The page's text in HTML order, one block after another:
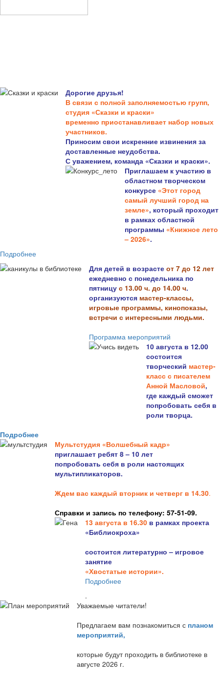
Дорогие друзья!
В связи с полной заполняемостью групп,
студия «Сказки и краски»
временно приостанавливает набор новых
участников.
Приносим свои искренние извинения за
доставленные неудобства.
С уважением, команда «Сказки и краски».
Приглашаем к участию в
областном творческом
конкурсе «Этот город
самый лучший город на
земле», который проходит
в рамках областной
программы «Книжное лето
– 2026».
Подробнее
Для детей в возрасте от 7 до 12 лет
ежедневно с понедельника по
пятницу с 13.00 ч. до 14.00 ч.
организуются мастер-классы,
игровые программы, кинопоказы,
встречи с интересными людьми.
Программа мероприятий
10 августа в 12.00
состоится
творческий мастер-
класс с писателем
Анной Масловой,
где каждый сможет
попробовать себя в
роли творца.
Подробнее
Мультстудия «Волшебный кадр»
приглашает ребят 8 – 10 лет
попробовать себя в роли настоящих
мультипликаторов.
Ждем вас каждый вторник и четверг в 14.30.
Справки и запись по телефону: 57-51-09.
13 августа в 16.30 в рамках проекта
«Библиокроха»
состоится литературно – игровое
занятие
«Хвостатые истории».
Подробнее
.
Уважаемые читатели!
Предлагаем вам познакомиться с планом
мероприятий,
которые будут проходить в библиотеке в
августе 2026 г.